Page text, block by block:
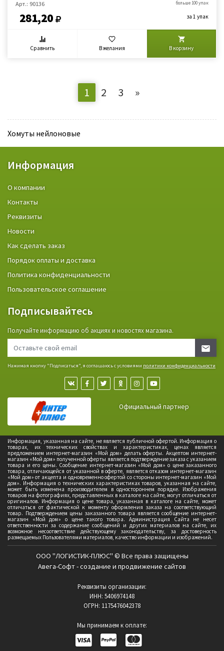
Арт.: 90136
281,20
больше 100 упак
за 1 упак
Сравнить В желания В корзину
1 2 3 »
Хомуты нейлоновые
Информация
О компании
Контакты
Реквизиты
Новости
Как сделать заказ
Порядок оплаты и доставка
Политика конфиденциальности
Пользовательское соглашение
Подписывайтесь
Получайте информацию об акциях и новостях магазина.
Нажимая кнопку "Подписаться", я соглашаюсь с условиями политики конфиденциальности
Официальный партнер
Информация, указанная на сайте, не является публичной офертой. Информация о
товарах, их технических свойствах и характеристиках, ценах является
предложением интернет-магазин «Мой дом» делать оферты. Акцептом интернет-
магазин «Мой дом» полученной оферты является подтверждение заказа с указанием
товара и его цены. Сообщение интернет-магазин «Мой дом» о цене заказанного
товара, отличающейся от указанной в оферте, является отказом интернет-магазин
«Мой дом» от акцепта и одновременно офертой со стороны интернет-магазин «Мой
дом». Информация о технических характеристиках товаров, указанная на сайте,
может быть изменена производителем в одностороннем порядке. Изображения
товаров на фотографиях, представленных в каталоге на сайте, могут отличаться от
оригиналов. Информация о цене товара, указанная в каталоге на сайте, может
отличаться от фактической к моменту оформления заказа на соответствующий
товар. Подтверждением цены заказанного товара является сообщение интернет-
магазин «Мой дом» о цене такого товара. Администрация Сайта не несет
ответственности за содержание сообщений и других материалов на сайте, их
возможное несоответствие действующему законодательству, за достоверность
размещаемых Пользователями материалов, качество информации и изображений.
ООО "ЛОГИСТИК-ПЛЮС" © Все права защищены
Авега-Софт - создание и продвижение сайтов
Реквизиты организации:
ИНН: 5406974148
ОГРН: 1175476042378
Мы принимаем к оплате: